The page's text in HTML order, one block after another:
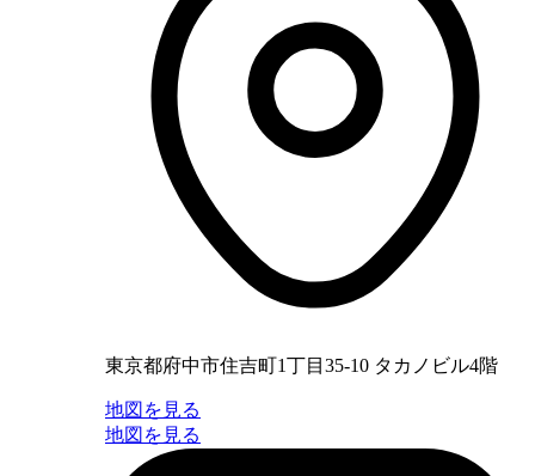
東京都府中市住吉町1丁目35-10 タカノビル4階
地図を見る
地図を見る